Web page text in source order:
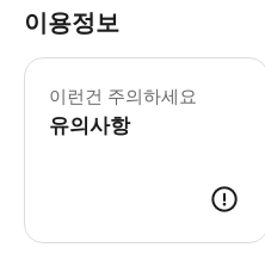
이용정보
이런건 주의하세요
유의사항